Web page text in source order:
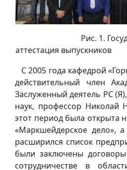
Рис. 1.
аттестация выпускников
С 2005 года кафедрой
действительный член
Заслуженный деятель РС
наук, профессор Николай
этот период была открыта
«Маркшейдерское дело»,
расширился список
были заключены
сотрудничестве в